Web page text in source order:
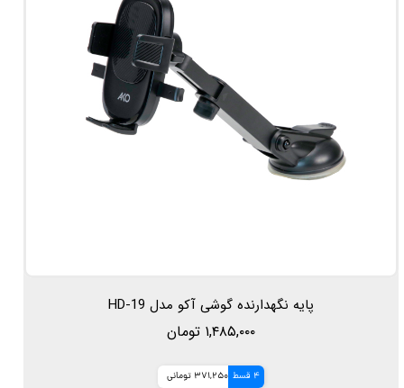
پایه نگهدارنده گوشی آکو مدل HD-19
۱,۴۸۵,۰۰۰ تومان
4 قسط 371,250 تومانی